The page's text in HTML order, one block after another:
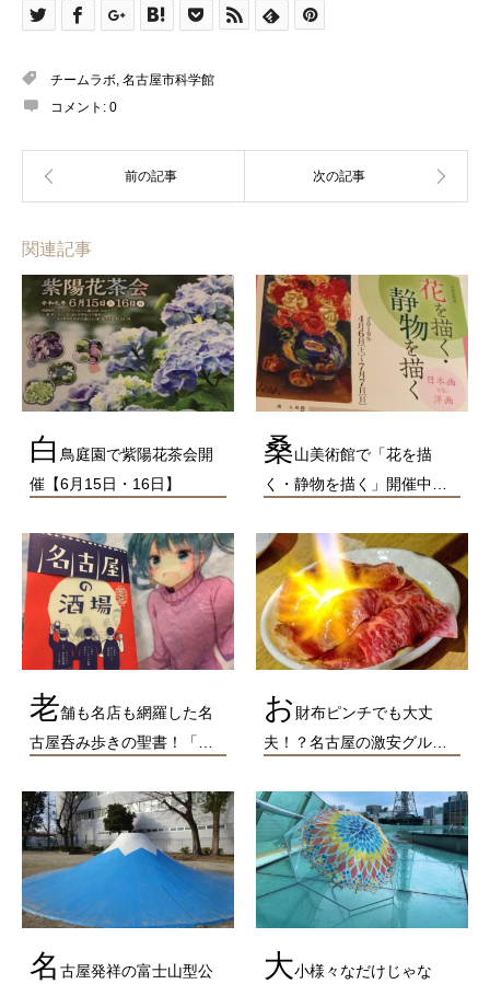
白川公園にある科学館だよ～！ コインロッカーの番号には、元素番号が
割り振られているんだね～！ 新しく元...
チームラボ, 名古屋市科学館
コメント: 0
関連記事
白 鳥庭園で紫陽花茶会開
催【6月15日・16日】
桑山美術館で「花を描
く・静物を描く」開催中…
老舗も名店も網羅した名
古屋呑み歩きの聖書！「…
お財布ピンチでも大丈
夫！？名古屋の激安グル…
名 古屋発祥の富士山型公
大小様々なだけじゃな